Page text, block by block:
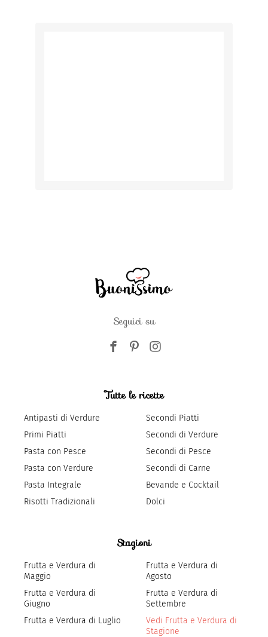
Seguici su
Tutte le ricette
Antipasti di Verdure
Primi Piatti
Pasta con Pesce
Pasta con Verdure
Pasta Integrale
Risotti Tradizionali
Secondi Piatti
Secondi di Verdure
Secondi di Pesce
Secondi di Carne
Bevande e Cocktail
Dolci
Stagioni
Frutta e Verdura di
Maggio
Frutta e Verdura di
Giugno
Frutta e Verdura di Luglio
Frutta e Verdura di
Agosto
Frutta e Verdura di
Settembre
Vedi Frutta e Verdura di
Stagione